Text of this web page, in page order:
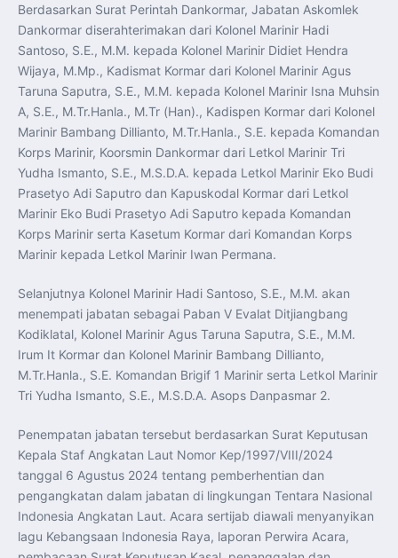
Presiden Prabowo Terima Direktur FBI, Indonesia dan AS
Perkuat Kerja Sama Repatriasi Artefak Budaya
Menteri PKP dan Ketua DEN Perkuat Kolaborasi
Teknologi, Data, dan Pembiayaan Demi Percepatan
Program 3 Juta Rumah
Pendaftaran MagangHub Angkatan II Batch 1 Dibuka
hingga 28 Juli 2026, Kesempatan Raih Pengalaman Kerja
dan Sertifikasi Kompetensi
KASAU Bekali 154 Perwira Remaja AAU 2026, Tekankan
Integritas dan Profesionalisme sebagai Bekal
Pengabdian
Menlu Sugiono Dorong Kemitraan ASEAN–Inggris yang
Lebih Erat Hadapi Tantangan Global
Indonesia Dorong ASEAN dan Uni Eropa Perkuat
Stabilitas Global melalui Kemitraan Strategis
Menlu RI Dorong Kemitraan Ekonomi ASEAN–Korea
Selatan untuk Perkuat Ketahanan Kawasan
Kemitraan ASEAN–Kanada Perkuat Ketahanan Ekonomi,
Pangan, dan Energi Kawasan
ASEAN dan India Perkuat Ketahanan Kawasan lewat
Stabilitas dan Dukung Pertumbuhan Ekonomi
Kepala BGN Sudaryono Tegaskan Komitmen Perkuat
Transparansi dan Akuntabilitas Program Makan Bergizi
Gratis
Berdasarkan Surat Perintah Dankormar, Jabatan Askomlek
Dankormar diserahterimakan dari Kolonel Marinir Hadi
Santoso, S.E., M.M. kepada Kolonel Marinir Didiet Hendra
Wijaya, M.Mp., Kadismat Kormar dari Kolonel Marinir Agus
Taruna Saputra, S.E., M.M. kepada Kolonel Marinir Isna Muhsin
A, S.E., M.Tr.Hanla., M.Tr (Han)., Kadispen Kormar dari Kolonel
Marinir Bambang Dillianto, M.Tr.Hanla., S.E. kepada Komandan
Korps Marinir, Koorsmin Dankormar dari Letkol Marinir Tri
Yudha Ismanto, S.E., M.S.D.A. kepada Letkol Marinir Eko Budi
Prasetyo Adi Saputro dan Kapuskodal Kormar dari Letkol
Marinir Eko Budi Prasetyo Adi Saputro kepada Komandan
Korps Marinir serta Kasetum Kormar dari Komandan Korps
Marinir kepada Letkol Marinir Iwan Permana.
Selanjutnya Kolonel Marinir Hadi Santoso, S.E., M.M. akan
menempati jabatan sebagai Paban V Evalat Ditjiangbang
Kodiklatal, Kolonel Marinir Agus Taruna Saputra, S.E., M.M.
Irum It Kormar dan Kolonel Marinir Bambang Dillianto,
M.Tr.Hanla., S.E. Komandan Brigif 1 Marinir serta Letkol Marinir
Tri Yudha Ismanto, S.E., M.S.D.A. Asops Danpasmar 2.
Penempatan jabatan tersebut berdasarkan Surat Keputusan
Kepala Staf Angkatan Laut Nomor Kep/1997/VIII/2024
tanggal 6 Agustus 2024 tentang pemberhentian dan
pengangkatan dalam jabatan di lingkungan Tentara Nasional
Indonesia Angkatan Laut. Acara sertijab diawali menyanyikan
lagu Kebangsaan Indonesia Raya, laporan Perwira Acara,